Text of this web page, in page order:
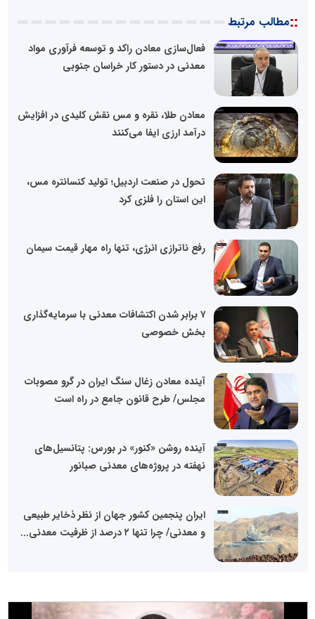
::مطالب مرتبط
فعال‌سازی معادن راکد و توسعه فرآوری مواد
معدنی در دستور کار خراسان جنوبی
معادن طلا، نقره و مس نقش کلیدی در افزایش
درآمد ارزی ایفا می‌کنند
تحول در صنعت اردبیل؛ تولید کنسانتره مس،
این استان را فلزی کرد
رفع ناترازی انرژی، تنها راه مهار قیمت سیمان
۷ برابر شدن اکتشافات معدنی با سرمایه‌گذاری
بخش خصوصی
آینده معادن زغال سنگ ایران در گرو مصوبات
مجلس/ طرح قانون جامع در راه است
آینده روشن «کنور» در بورس: پتانسیل‌های
نهفته در پروژه‌های معدنی صبانور
ایران پنجمین کشور جهان از نظر ذخایر طبیعی
و معدنی/ چرا تنها ۲ درصد از ظرفیت معدنی...